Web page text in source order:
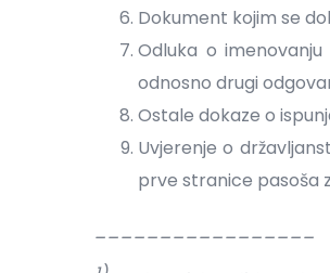
Dokument kojim se
Odluka o
odnosno drugi
Ostale dokaze o
Uvjerenje o
prve stranice pasoša
_________________